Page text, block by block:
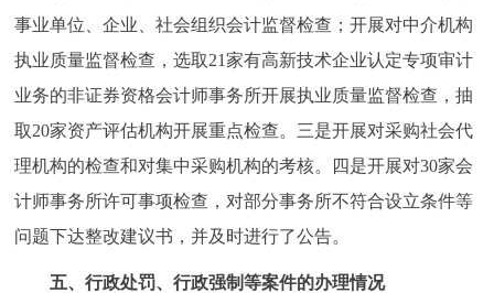
事业单位、企业、社会组织会计监督检查；开展对中介机构
执业质量监督检查，选取21家有高新技术企业认定专项审计
业务的非证券资格会计师事务所开展执业质量监督检查，抽
取20家资产评估机构开展重点检查。三是开展对采购社会代
理机构的检查和对集中采购机构的考核。四是开展对30家会
计师事务所许可事项检查，对部分事务所不符合设立条件等
问题下达整改建议书，并及时进行了公告。
五、行政处罚、行政强制等案件的办理情况